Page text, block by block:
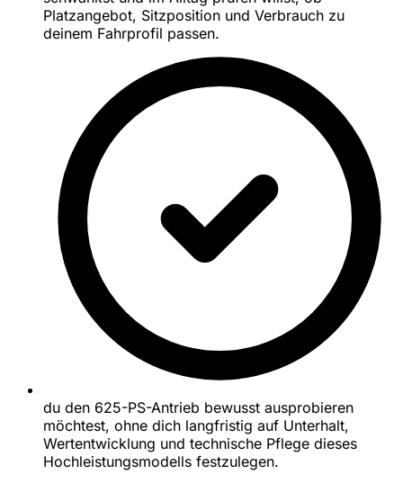
Platzangebot, Sitzposition und Verbrauch zu
deinem Fahrprofil passen.
du den 625-PS-Antrieb bewusst ausprobieren
möchtest, ohne dich langfristig auf Unterhalt,
Wertentwicklung und technische Pflege dieses
Hochleistungsmodells festzulegen.